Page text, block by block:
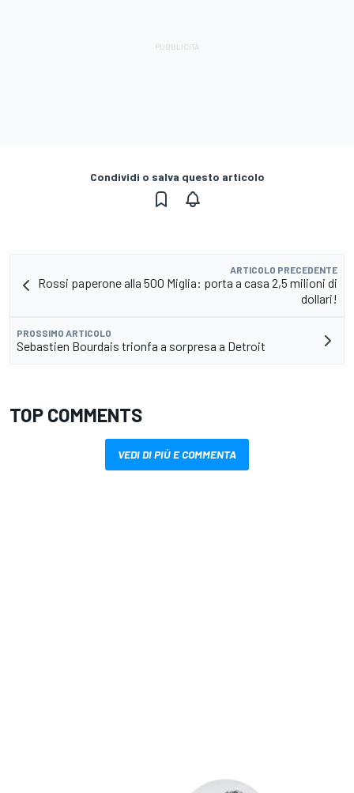
Condividi o salva questo articolo
ARTICOLO PRECEDENTE
Rossi paperone alla 500 Miglia: porta a casa 2,5 milioni di
dollari!
PROSSIMO ARTICOLO
Sebastien Bourdais trionfa a sorpresa a Detroit
TOP COMMENTS
VEDI DI PIÙ E COMMENTA